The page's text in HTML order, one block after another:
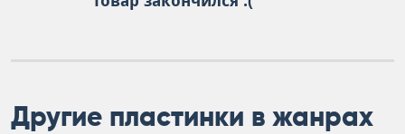
Другие пластинки в жанрах